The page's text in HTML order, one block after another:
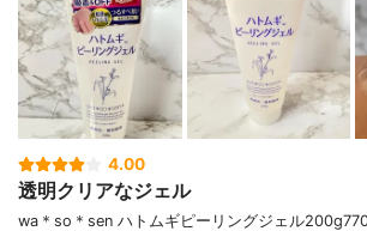
4.00
透明クリアなジェル
wa＊so＊sen ハトムギピーリングジェル